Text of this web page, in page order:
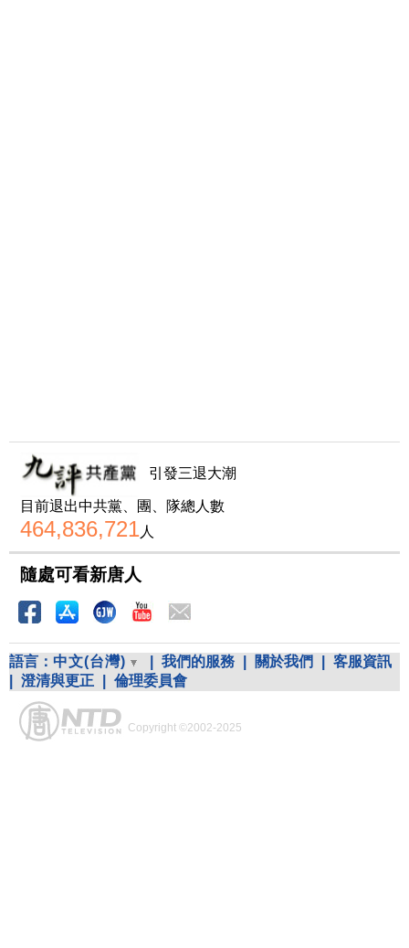
引發三退大潮
目前退出中共黨、團、隊總人數
464,836,721人
隨處可看新唐人
語言： 中文(台灣) 我們的服務 關於我們
客服資訊
澄清與更正 倫理委員會
Copyright ©2002-2025